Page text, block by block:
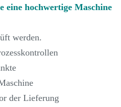
eine hochwertige Maschine
werden.
der Lieferung